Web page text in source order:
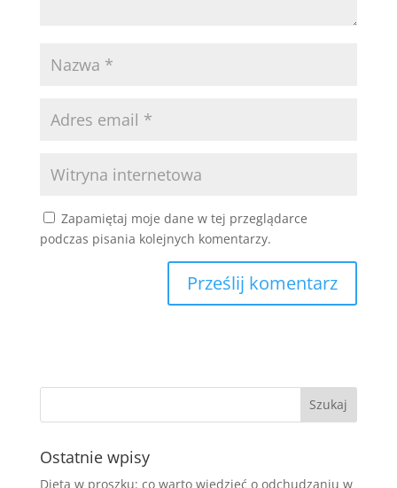
Zapamiętaj moje dane w tej przeglądarce
podczas pisania kolejnych komentarzy.
Ostatnie wpisy
Dieta w proszku: co warto wiedzieć o odchudzaniu w